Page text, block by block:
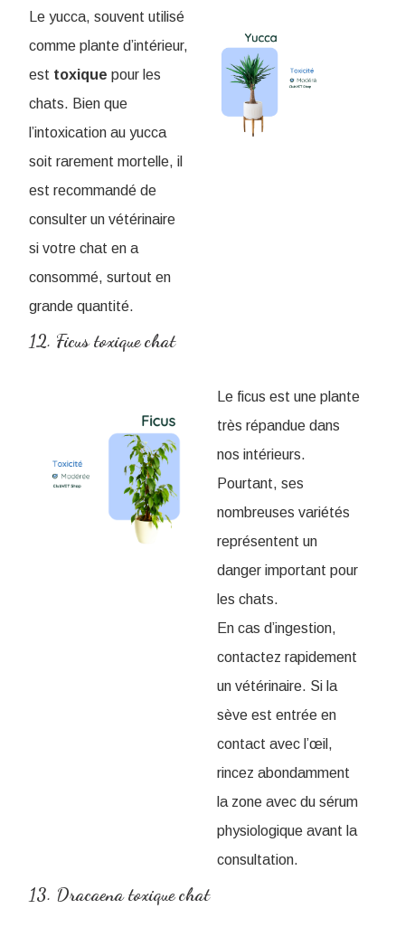
Le yucca, souvent utilisé
comme plante d’intérieur,
est toxique pour les
chats. Bien que
l’intoxication au yucca
soit rarement mortelle, il
est recommandé de
consulter un vétérinaire
si votre chat en a
consommé, surtout en
grande quantité.
12. Ficus toxique chat
Le ficus est une plante
très répandue dans
nos intérieurs.
Pourtant, ses
nombreuses variétés
représentent un
danger important pour
les chats.
En cas d’ingestion,
contactez rapidement
un vétérinaire. Si la
sève est entrée en
contact avec l’œil,
rincez abondamment
la zone avec du sérum
physiologique avant la
consultation.
13. Dracaena toxique chat